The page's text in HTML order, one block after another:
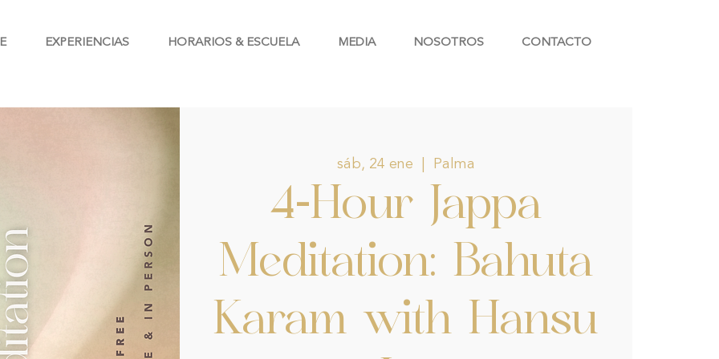
EXPERIENCIAS HORARIOS & ESCUELA MEDIA NOSOTROS CONTACTO
sáb, 24 ene Palma
4-Hour Jappa
Meditation: Bahuta
Karam with Hansu